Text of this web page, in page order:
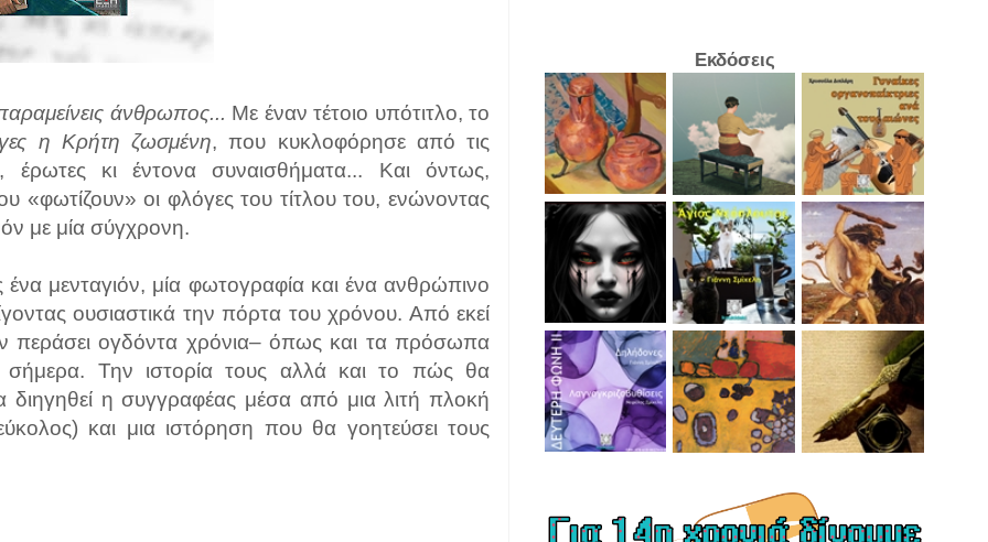
άνθρωπος... Με έναν τέτοιο υπότιτλο, το
η Κρήτη ζωσμένη, που κυκλοφόρησε από τις
έρωτες κι έντονα συναισθήματα... Και όντως,
«φωτίζουν» οι φλόγες του τίτλου του, ενώνοντας
με μία σύγχρονη.
μενταγιόν, μία φωτογραφία και ένα ανθρώπινο
ουσιαστικά την πόρτα του χρόνου. Από εκεί
περάσει ογδόντα χρόνια– όπως και τα πρόσωπα
Την ιστορία τους αλλά και το πώς θα
η συγγραφέας μέσα από μια λιτή πλοκή
και μια ιστόρηση που θα γοητεύσει τους
Εκδόσεις